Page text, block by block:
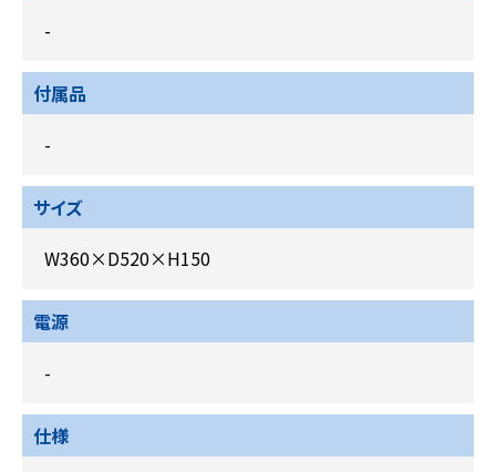
-
付属品
-
サイズ
W360×D520×H150
電源
-
仕様